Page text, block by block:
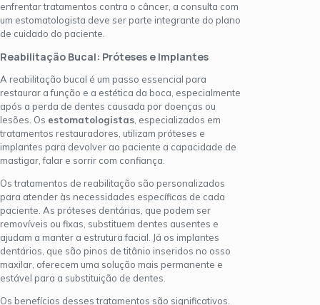
enfrentar tratamentos contra o câncer, a consulta com
um estomatologista deve ser parte integrante do plano
de cuidado do paciente.
Reabilitação Bucal: Próteses e Implantes
A reabilitação bucal é um passo essencial para
restaurar a função e a estética da boca, especialmente
após a perda de dentes causada por doenças ou
lesões. Os estomatologistas , especializados em
tratamentos restauradores, utilizam próteses e
implantes para devolver ao paciente a capacidade de
mastigar, falar e sorrir com confiança.
Os tratamentos de reabilitação são personalizados
para atender às necessidades específicas de cada
paciente. As próteses dentárias, que podem ser
removíveis ou fixas, substituem dentes ausentes e
ajudam a manter a estrutura facial. Já os implantes
dentários, que são pinos de titânio inseridos no osso
maxilar, oferecem uma solução mais permanente e
estável para a substituição de dentes.
Os benefícios desses tratamentos são significativos.